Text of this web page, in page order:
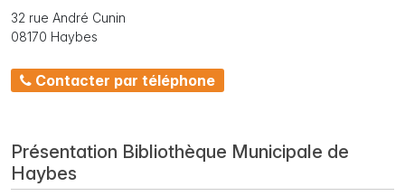
32 rue André Cunin
08170 Haybes
Contacter par téléphone
Présentation Bibliothèque Municipale de
Haybes